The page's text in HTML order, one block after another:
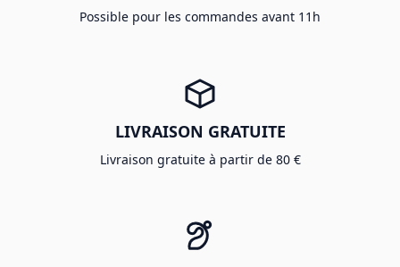
Possible pour les commandes avant 11h
LIVRAISON GRATUITE
Livraison gratuite à partir de 80 €